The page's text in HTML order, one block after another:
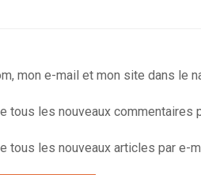
mon e-mail et mon site dans le
tous les nouveaux commentaires
tous les nouveaux articles par e-